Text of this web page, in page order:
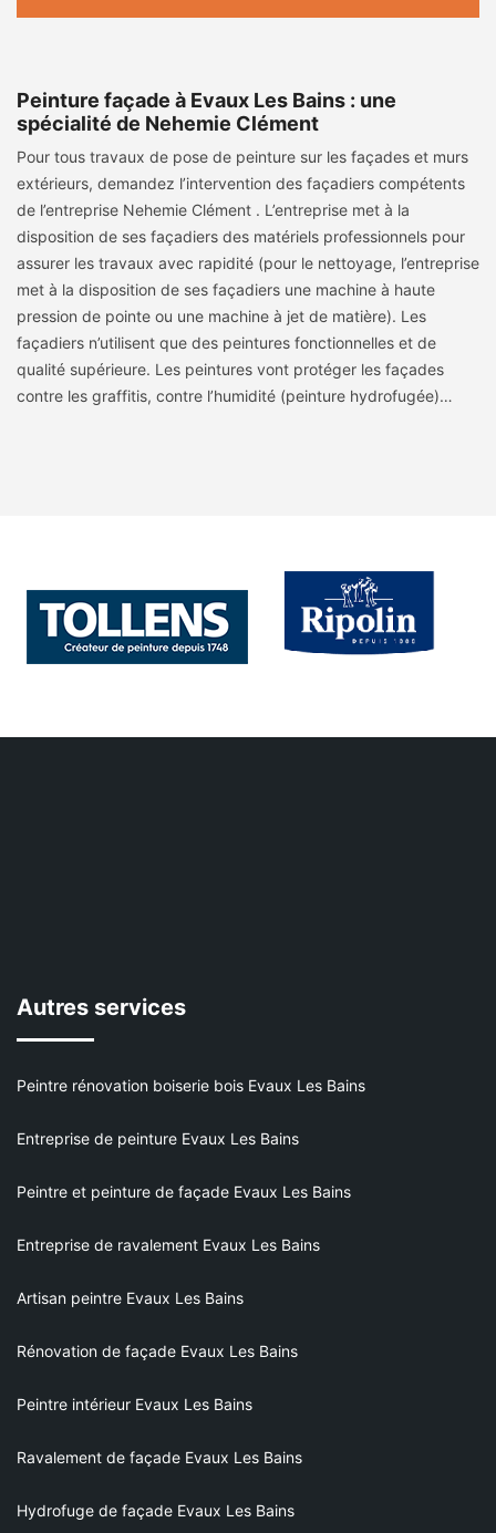
Peinture façade à Evaux Les Bains : une
spécialité de Nehemie Clément
Pour tous travaux de pose de peinture sur les façades et murs
extérieurs, demandez l’intervention des façadiers compétents
de l’entreprise Nehemie Clément . L’entreprise met à la
disposition de ses façadiers des matériels professionnels pour
assurer les travaux avec rapidité (pour le nettoyage, l’entreprise
met à la disposition de ses façadiers une machine à haute
pression de pointe ou une machine à jet de matière). Les
façadiers n’utilisent que des peintures fonctionnelles et de
qualité supérieure. Les peintures vont protéger les façades
contre les graffitis, contre l’humidité (peinture hydrofugée)…
Autres services
Peintre rénovation boiserie bois Evaux Les Bains
Entreprise de peinture Evaux Les Bains
Peintre et peinture de façade Evaux Les Bains
Entreprise de ravalement Evaux Les Bains
Artisan peintre Evaux Les Bains
Rénovation de façade Evaux Les Bains
Peintre intérieur Evaux Les Bains
Ravalement de façade Evaux Les Bains
Hydrofuge de façade Evaux Les Bains